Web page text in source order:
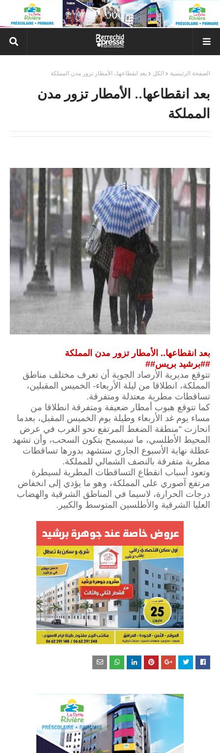
الصفحة الرئيسية الكل بعد انقطاعها.. الأمطار تزور مدن المملكة
بعد انقطاعها.. الأمطار تزور مدن
المملكة
بعد انقطاعها.. الأمطار تزور مدن المملكة
##برشيد بريس##
تتوقع مديرية الأرصاد الجوية أن تعرف مختلف مناطق
المملكة، انطلاقا من ليلة الأربعاء- الخميس المقبلين،
تساقطات مطرية معتدلة ومتفرقة.
كما تتوقع هبوب أمطار ضعيفة ومتفرقة انطلاقا من
مساء يوم غد الأربعاء وطيلة يوم الخميس المقبل، بعدما
انحازت “منطقة الضغط المرتفع نحو الغرب في عرض
المحيط الأطلسي، ما سيسمح بتكون السحب، وأن تشهد
عطلة نهاية الأسبوع الجاري ستشهد بدورها تساقطات
مطرية متفرقة بالنصف الشمالي للمملكة.
وتعود أسباب انقطاع التساقطات المطرية لسيطرة
مرتفع آصوري على المملكة، وهو ما يؤدي إلى انخفاض
درجات الحرارة، لاسيما في المناطق الشرقية والهضاب
العليا الشرقية والأطلسين المتوسط والكبير.